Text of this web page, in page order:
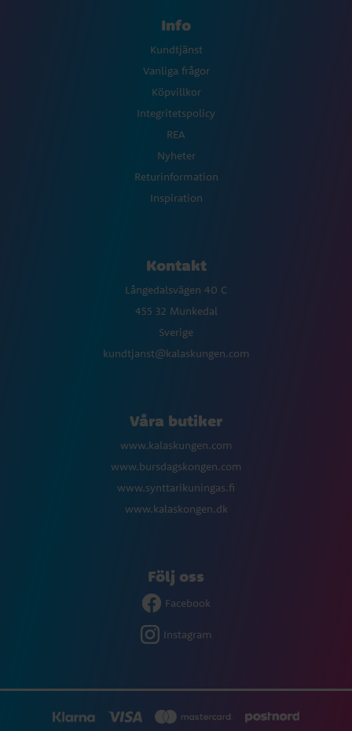
Info
Kundtjänst
Vanliga frågor
Köpvillkor
Integritetspolicy
REA
Nyheter
Returinformation
Inspiration
Kontakt
Långedalsvägen 40 C
455 32 Munkedal
Sverige
kundtjanst@kalaskungen.com
Våra butiker
www.kalaskungen.com
www.bursdagskongen.com
www.synttarikuningas.fi
www.kalaskongen.dk
Följ oss
Facebook
Instagram